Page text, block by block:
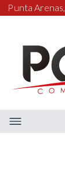
Punta Arenas,